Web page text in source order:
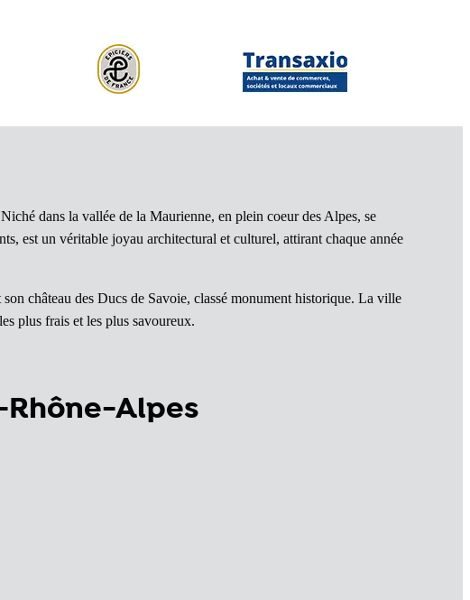
dans la vallée de la Maurienne, en plein coeur des Alpes, se
est un véritable joyau architectural et culturel, attirant chaque année
château des Ducs de Savoie, classé monument historique. La ville
plus frais et les plus savoureux.
Alpes